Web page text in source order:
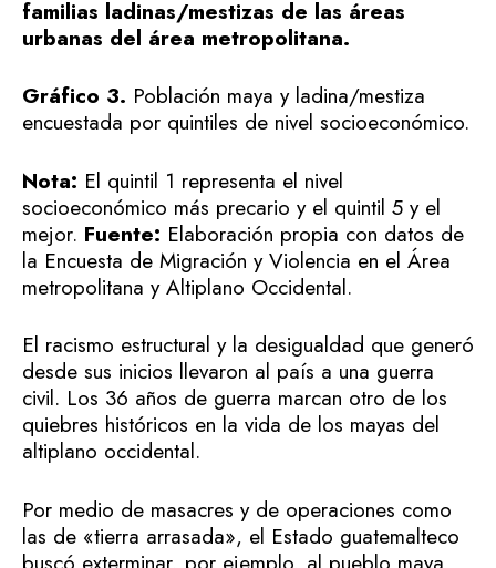
familias ladinas/mestizas de las áreas
urbanas del área metropolitana.
Gráfico 3. Población maya y ladina/mestiza
encuestada por quintiles de nivel socioeconómico.
Nota: El quintil 1 representa el nivel
socioeconómico más precario y el quintil 5 y el
mejor. Fuente: Elaboración propia con datos de
la Encuesta de Migración y Violencia en el Área
metropolitana y Altiplano Occidental.
El racismo estructural y la desigualdad que generó
desde sus inicios llevaron al país a una guerra
civil. Los 36 años de guerra marcan otro de los
quiebres históricos en la vida de los mayas del
altiplano occidental.
Por medio de masacres y de operaciones como
las de «tierra arrasada», el Estado guatemalteco